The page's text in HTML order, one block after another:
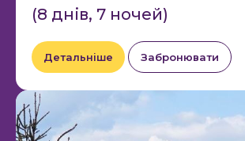
(8 днів, 7 ночей)
Детальніше Забронювати